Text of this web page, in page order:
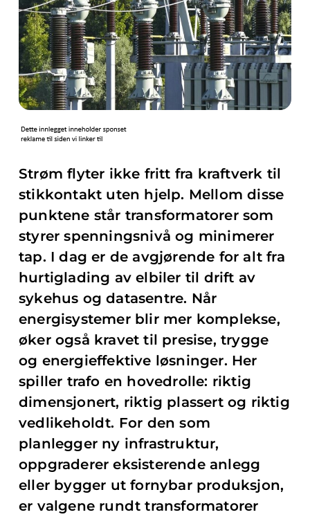
Strøm flyter ikke fritt fra kraftverk til
stikkontakt uten hjelp. Mellom disse
punktene står transformatorer som
styrer spenningsnivå og minimerer
tap. I dag er de avgjørende for alt fra
hurtiglading av elbiler til drift av
sykehus og datasentre. Når
energisystemer blir mer komplekse,
øker også kravet til presise, trygge
og energieffektive løsninger. Her
spiller trafo en hovedrolle: riktig
dimensjonert, riktig plassert og riktig
vedlikeholdt. For den som
planlegger ny infrastruktur,
oppgraderer eksisterende anlegg
eller bygger ut fornybar produksjon,
er valgene rundt transformatorer